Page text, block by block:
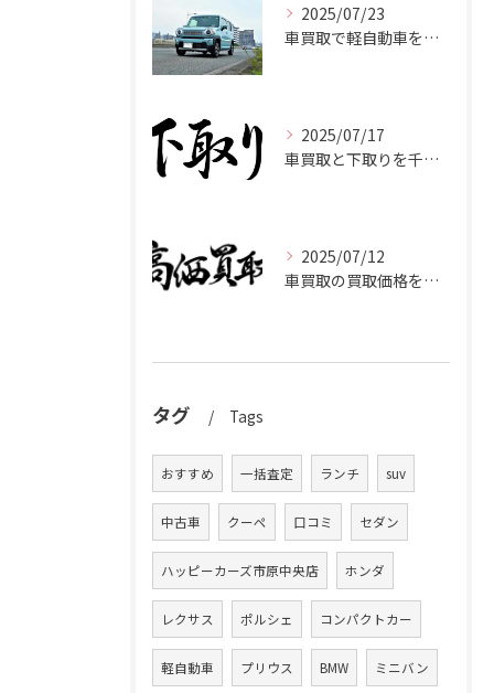
2025/07/23
車買取で軽自動車を千葉県市原市で高く売るための相場と査定ポイント
2025/07/17
車買取と下取りを千葉県市原市で賢く使い分けて高く売るコツ
2025/07/12
車買取の買取価格を千葉県市原市で高くするための業者選びと査定比較ポイント
タグ Tags
おすすめ 一括査定 ランチ suv
中古車 クーペ 口コミ セダン
ハッピーカーズ市原中央店 ホンダ
レクサス ポルシェ コンパクトカー
軽自動車 プリウス BMW ミニバン